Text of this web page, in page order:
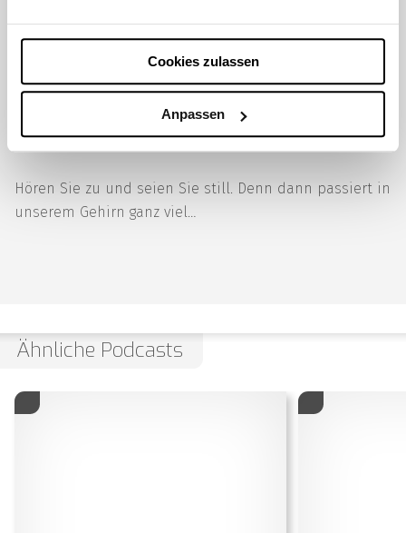
Cookies zulassen
Anpassen
Tönt die Welt an sich, oder sind es die Stimmen in
uns? Was hilft gegen den Lärm in unserem Kopf? Ich
möchte Ihnen erzählen, warum uns die Welt immer
lauter vorkommt, und was wir dagegen tun können.
Und ich verrate ihnen, warum Stille so wohltuend und
wichtig für uns ist.
Hören Sie zu und seien Sie still. Denn dann passiert in
unserem Gehirn ganz viel…
Ähnliche Podcasts